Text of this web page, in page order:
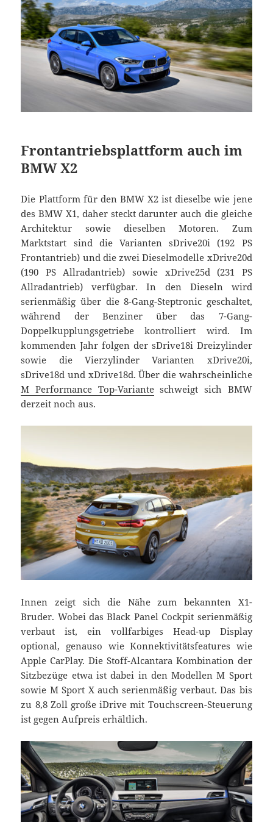
Frontantriebsplattform auch im
BMW X2
Die Plattform für den BMW X2 ist dieselbe wie jene
des BMW X1, daher steckt darunter auch die gleiche
Architektur sowie dieselben Motoren. Zum
Marktstart sind die Varianten sDrive20i (192 PS
Frontantrieb) und die zwei Dieselmodelle xDrive20d
(190 PS Allradantrieb) sowie xDrive25d (231 PS
Allradantrieb) verfügbar. In den Dieseln wird
serienmäßig über die 8-Gang-Steptronic geschaltet,
während der Benziner über das 7-Gang-
Doppelkupplungsgetriebe kontrolliert wird. Im
kommenden Jahr folgen der sDrive18i Dreizylinder
sowie die Vierzylinder Varianten xDrive20i,
sDrive18d und xDrive18d. Über die wahrscheinliche
M Performance Top-Varianteschweigt sich BMW
derzeit noch aus.
Innen zeigt sich die Nähe zum bekannten X1-
Bruder. Wobei das Black Panel Cockpit serienmäßig
verbaut ist, ein vollfarbiges Head-up Display
optional, genauso wie Konnektivitätsfeatures wie
Apple CarPlay. Die Stoff-Alcantara Kombination der
Sitzbezüge etwa ist dabei in den Modellen M Sport
sowie M Sport X auch serienmäßig verbaut. Das bis
zu 8,8 Zoll große iDrive mit Touchscreen-Steuerung
ist gegen Aufpreis erhältlich.